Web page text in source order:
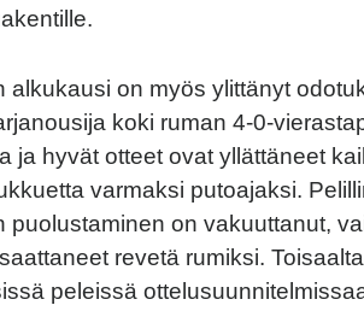
alkukausi on myös ylittänyt
koki ruman 4-0-
ja hyvät otteet ovat yllättäneet
varmaksi putoajaksi.
puolustaminen on vakuuttanut,
revetä rumiksi.
peleissä